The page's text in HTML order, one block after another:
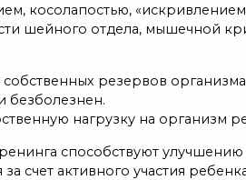
косолапостью,
шейного отдела, мышечной
резервов
безболезнен.
нагрузку на организм
способствуют улучшению
счет активного участия